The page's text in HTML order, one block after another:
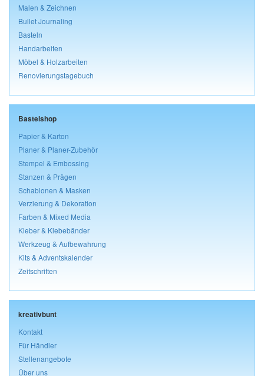
Malen & Zeichnen
Bullet Journaling
Basteln
Handarbeiten
Möbel & Holzarbeiten
Renovierungstagebuch
Bastelshop
Papier & Karton
Planer & Planer-Zubehör
Stempel & Embossing
Stanzen & Prägen
Schablonen & Masken
Verzierung & Dekoration
Farben & Mixed Media
Kleber & Klebebänder
Werkzeug & Aufbewahrung
Kits & Adventskalender
Zeitschriften
kreativbunt
Kontakt
Für Händler
Stellenangebote
Über uns